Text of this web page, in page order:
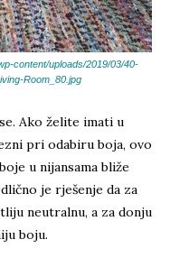
content/uploads/2019/03/40-
Room_80.jpg
Ako želite imati u
pri odabiru boja, ovo
u nijansama bliže
je rješenje da za
neutralnu, a za donju
boju.